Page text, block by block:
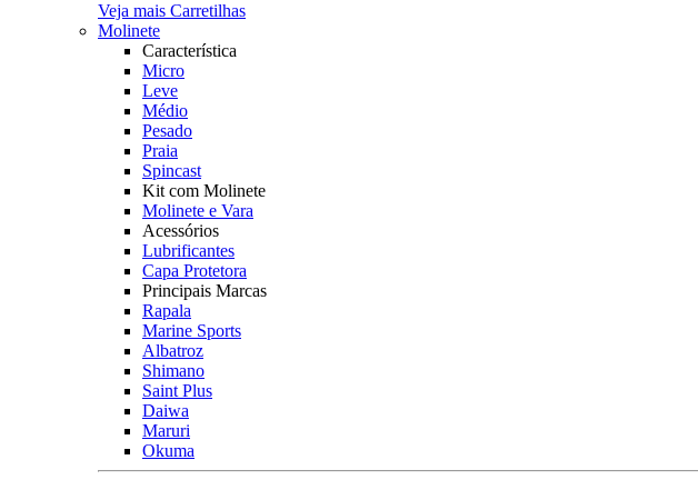
Veja mais Carretilhas
Molinete
Característica
Micro
Leve
Médio
Pesado
Praia
Spincast
Kit com Molinete
Molinete e Vara
Acessórios
Lubrificantes
Capa Protetora
Principais Marcas
Rapala
Marine Sports
Albatroz
Shimano
Saint Plus
Daiwa
Maruri
Okuma